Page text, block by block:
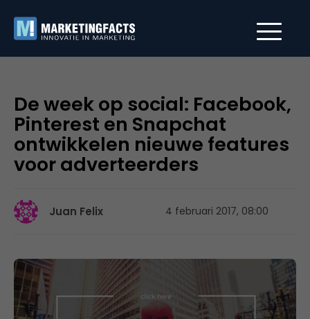
De week op social: Facebook,
Pinterest en Snapchat
ontwikkelen nieuwe features
voor adverteerders
Juan Felix 4 februari 2017, 08:00